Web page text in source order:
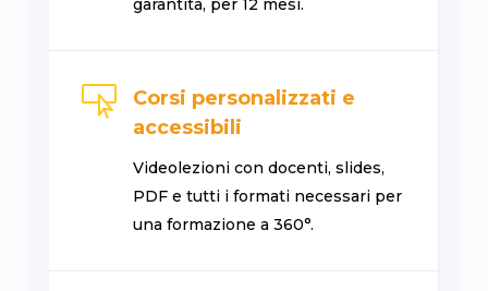
garantita, per 12 mesi.

Corsi personalizzati e
accessibili
Videolezioni con docenti, slides,
PDF e tutti i formati necessari per
una formazione a 360°.